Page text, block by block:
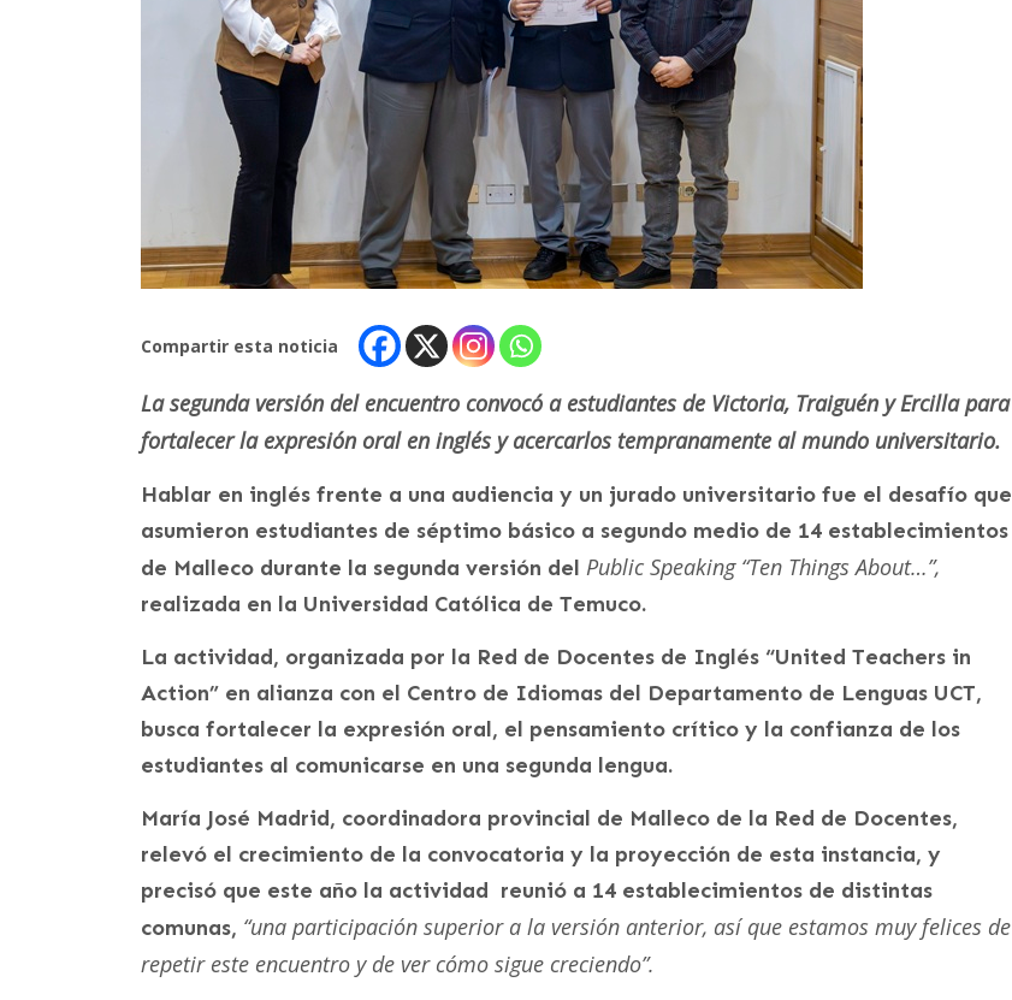
Compartir esta noticia
La segunda versión del encuentro convocó a estudiantes de Victoria, Traiguén y Ercilla para
fortalecer la expresión oral en inglés y acercarlos tempranamente al mundo universitario.
Hablar en inglés frente a una audiencia y un jurado universitario fue el desafío que
asumieron estudiantes de séptimo básico a segundo medio de 14 establecimientos
de Malleco durante la segunda versión del Public Speaking “Ten Things About…”,
realizada en la Universidad Católica de Temuco.
​La actividad, organizada por la Red de Docentes de Inglés “United Teachers in
Action” en alianza con el Centro de Idiomas del Departamento de Lenguas UCT,
busca fortalecer la expresión oral, el pensamiento crítico y la confianza de los
estudiantes al comunicarse en una segunda lengua.
María José Madrid, coordinadora provincial de Malleco de la Red de Docentes,
relevó el crecimiento de la convocatoria y la proyección de esta instancia, y
precisó que este año la actividad reunió a 14 establecimientos de distintas
comunas, “una participación superior a la versión anterior, así que estamos muy felices de
repetir este encuentro y de ver cómo sigue creciendo”.